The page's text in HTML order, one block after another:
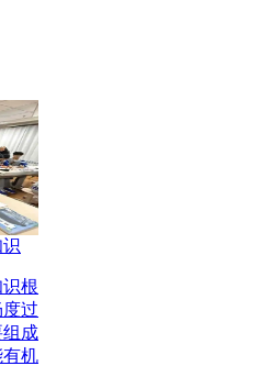
根
过
成
机